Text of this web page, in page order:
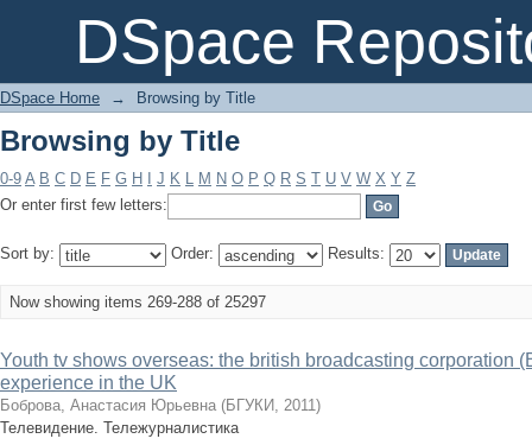
DSpace
Browsing by Title
DSpace Home → Browsing by Title
Browsing by Title
0-9 A B C D E F G H J K L M N O P Q R S T U V W X Y Z
Or enter first few letters:
Sort by: Order: Results:
Now showing items 269-288 of 25297
Youth tv shows overseas: the british broadcasting corporation
experience in the UK
Боброва, Анастасия Юрьевна (БГУКИ, 2011)
Телевидение. Тележурналистика